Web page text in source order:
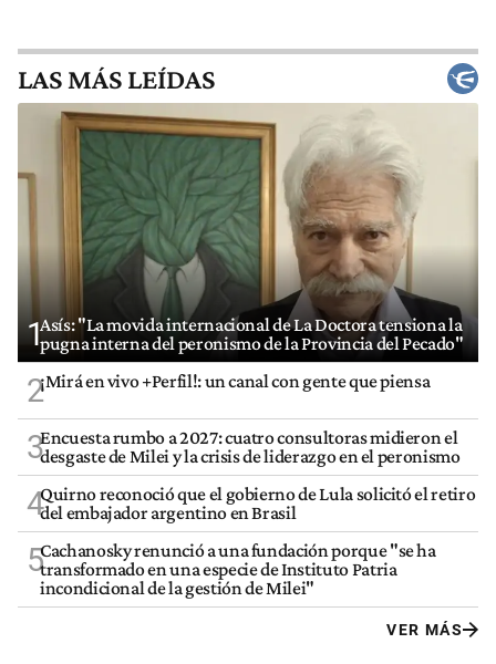
LAS MÁS LEÍDAS
1Asís: "La movida internacional de La Doctora tensiona la
pugna interna del peronismo de la Provincia del Pecado"
2¡Mirá en vivo +Perfil!: un canal con gente que piensa
3Encuesta rumbo a 2027: cuatro consultoras midieron el
desgaste de Milei y la crisis de liderazgo en el peronismo
4Quirno reconoció que el gobierno de Lula solicitó el retiro
del embajador argentino en Brasil
5Cachanosky renunció a una fundación porque "se ha
transformado en una especie de Instituto Patria
incondicional de la gestión de Milei"
VER MÁS